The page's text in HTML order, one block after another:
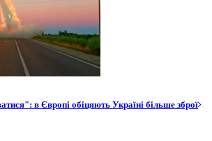
в Європі обіцяють Україні більше зброї